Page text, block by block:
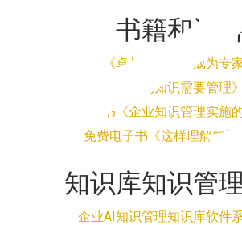
书籍和资
《卓越密码如何成为专家
《你的知识需要管理》
免费电子书《企业知识管理实施
免费电子书《这样理解知识
知识库知识管
企业AI知识管理知识库软件